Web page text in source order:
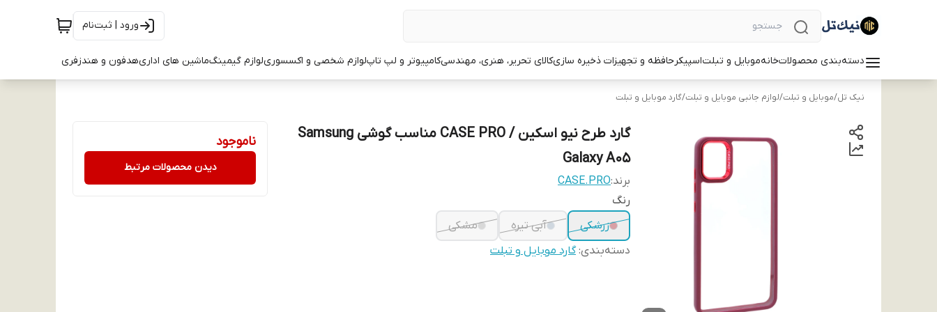
ورود | ثبت‌نام
دسته‌بندی محصولاتخانهموبایل و تبلتاسپیکرحافظه و تجهیزات ذخیره سازیکالای تحریر، هنری، مهندسیکامپیوتر و لپ تاپلوازم شخصی و اکسسوریلوازم گیمینگماشین های اداریهدفون و هندزفری
نیک تل/موبایل و تبلت/لوازم جانبی موبایل و تبلت/گارد موبایل و تبلت
گارد طرح نیو اسکین / CASE PRO مناسب گوشی Samsung
Galaxy A05
برند:CASE.PRO
رنگ
زرشکی
آبی تیره
مشکی
دسته‌بندی:گارد موبایل و تبلت
ناموجود
دیدن محصولات مرتبط